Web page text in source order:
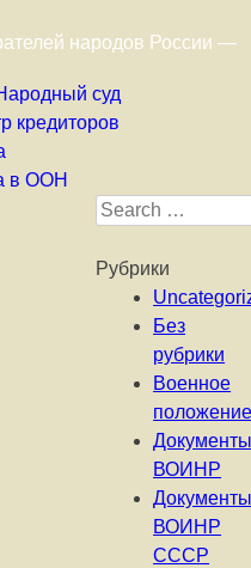
народов России —
суд
кредиторов
в ООН
Search for:
Рубрики
Без
рубрики
Военное
ВОИНР
ВОИНР
СССР